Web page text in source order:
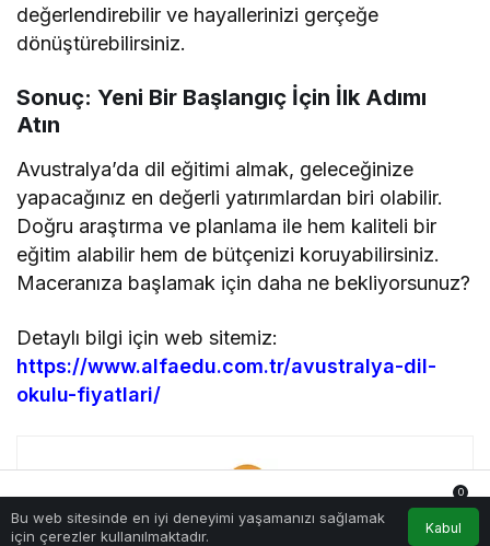
değerlendirebilir ve hayallerinizi gerçeğe
dönüştürebilirsiniz.
Sonuç: Yeni Bir Başlangıç İçin İlk Adımı
Atın
Avustralya’da dil eğitimi almak, geleceğinize
yapacağınız en değerli yatırımlardan biri olabilir.
Doğru araştırma ve planlama ile hem kaliteli bir
eğitim alabilir hem de bütçenizi koruyabilirsiniz.
Maceranıza başlamak için daha ne bekliyorsunuz?
Detaylı bilgi için web sitemiz:
https://www.alfaedu.com.tr/avustralya-dil-
okulu-fiyatlari/
Bu web sitesinde en iyi deneyimi yaşamanızı sağlamak
için çerezler kullanılmaktadır.
Kabul
Anasayfa Akış Hesabım Bildirimler
0